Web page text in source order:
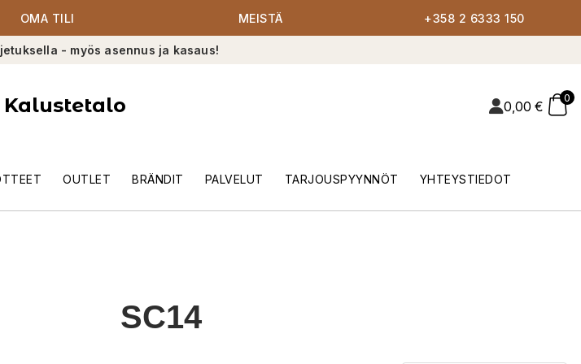
OMA TILI MEISTÄ +358 2 6333 150
- myös asennus ja kasaus!
Kalustetalo 0,00 €
0
OUTLET BRÄNDIT PALVELUT TARJOUSPYYNNÖT YHTEYSTIEDOT
SC14